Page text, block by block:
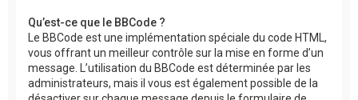
Qu’est-ce que le BBCode ?
Le BBCode est une implémentation spéciale du code HTML,
vous offrant un meilleur contrôle sur la mise en forme d’un
message. L’utilisation du BBCode est déterminée par les
administrateurs, mais il vous est également possible de la